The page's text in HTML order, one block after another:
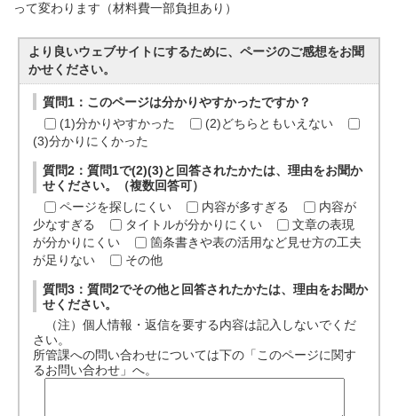
って変わります（材料費一部負担あり）
より良いウェブサイトにするために、ページのご感想をお聞
かせください。
質問1：このページは分かりやすかったですか？
(1)分かりやすかった
(2)どちらともいえない
(3)分かりにくかった
質問2：質問1で(2)(3)と回答されたかたは、理由をお聞か
せください。（複数回答可）
ページを探しにくい
内容が多すぎる
内容が
少なすぎる
タイトルが分かりにくい
文章の表現
が分かりにくい
箇条書きや表の活用など見せ方の工夫
が足りない
その他
質問3：質問2でその他と回答されたかたは、理由をお聞か
せください。
（注）個人情報・返信を要する内容は記入しないでくだ
さい。
所管課への問い合わせについては下の「このページに関す
るお問い合わせ」へ。